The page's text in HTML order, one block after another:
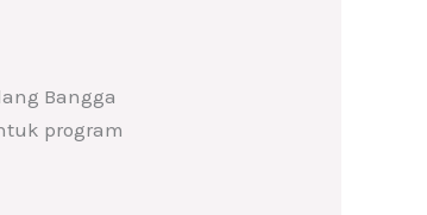
Bangga
program